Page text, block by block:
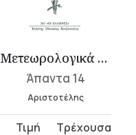
Μετεωρολογικά 2 (Γ΄, Δ΄)
Άπαντα 14
Αριστοτέλης
Original